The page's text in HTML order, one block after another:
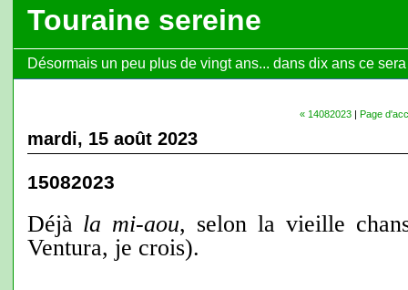
Touraine sereine
Désormais un peu plus de vingt ans... dans dix ans ce
« 14082023| Page
mardi, 15 août 2023
15082023
Déjà la mi-aou, selon la vieille
Ventura, je crois).